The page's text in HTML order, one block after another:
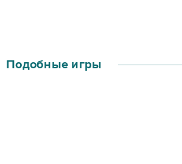
Подобные игры